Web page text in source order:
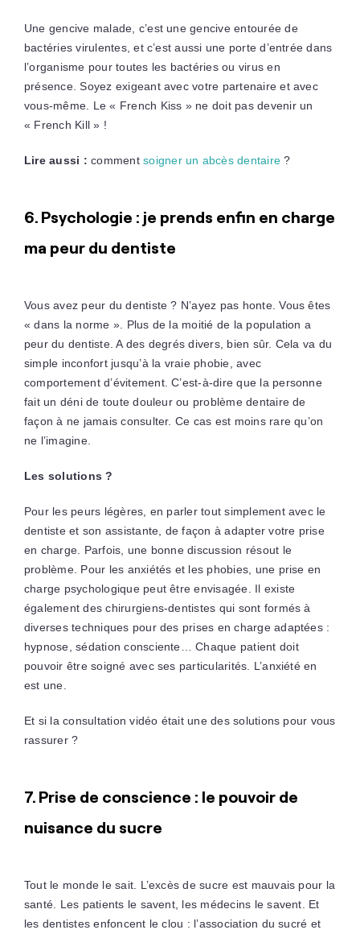
Une gencive malade, c’est une gencive entourée de
bactéries virulentes, et c’est aussi une porte d’entrée dans
l’organisme pour toutes les bactéries ou virus en
présence. Soyez exigeant avec votre partenaire et avec
vous-même. Le « French Kiss » ne doit pas devenir un
« French Kill » !
Lire aussi : commentsoigner un abcès dentaire ?
6. Psychologie : je prends enfin en charge
ma peur du dentiste
Vous avez peur du dentiste ? N’ayez pas honte. Vous êtes
« dans la norme ». Plus de la moitié de la population a
peur du dentiste. A des degrés divers, bien sûr. Cela va du
simple inconfort jusqu’à la vraie phobie, avec
comportement d’évitement. C’est-à-dire que la personne
fait un déni de toute douleur ou problème dentaire de
façon à ne jamais consulter. Ce cas est moins rare qu’on
ne l’imagine.
Les solutions ?
Pour les peurs légères, en parler tout simplement avec le
dentiste et son assistante, de façon à adapter votre prise
en charge. Parfois, une bonne discussion résout le
problème. Pour les anxiétés et les phobies, une prise en
charge psychologique peut être envisagée. Il existe
également des chirurgiens-dentistes qui sont formés à
diverses techniques pour des prises en charge adaptées :
hypnose, sédation consciente… Chaque patient doit
pouvoir être soigné avec ses particularités. L’anxiété en
est une.
Et si la consultation vidéo était une des solutions pour vous
rassurer ?
7. Prise de conscience : le pouvoir de
nuisance du sucre
Tout le monde le sait. L’excès de sucre est mauvais pour la
santé. Les patients le savent, les médecins le savent. Et
les dentistes enfoncent le clou : l’association du sucré et